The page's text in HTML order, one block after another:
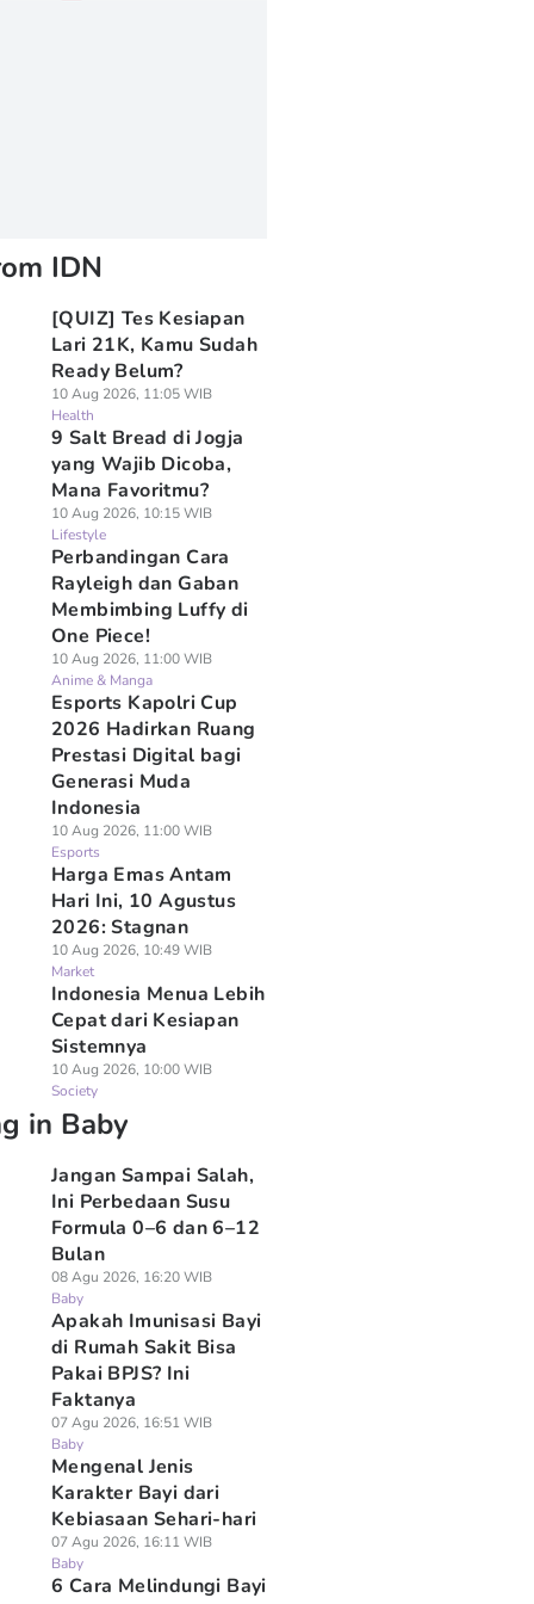
IDN
[QUIZ] Tes Kesiapan
Lari 21K, Kamu Sudah
Ready Belum?
10 Aug 2026, 11:05 WIB
Health
9 Salt Bread di Jogja
yang Wajib Dicoba,
Mana Favoritmu?
10 Aug 2026, 10:15 WIB
Lifestyle
Perbandingan Cara
Rayleigh dan Gaban
Membimbing Luffy di
One Piece!
10 Aug 2026, 11:00 WIB
Anime & Manga
Esports Kapolri Cup
2026 Hadirkan Ruang
Prestasi Digital bagi
Generasi Muda
Indonesia
10 Aug 2026, 11:00 WIB
Esports
Harga Emas Antam
Hari Ini, 10 Agustus
2026: Stagnan
10 Aug 2026, 10:49 WIB
Market
Indonesia Menua Lebih
Cepat dari Kesiapan
Sistemnya
10 Aug 2026, 10:00 WIB
Society
in Baby
Jangan Sampai Salah,
Ini Perbedaan Susu
Formula 0–6 dan 6–12
Bulan
08 Agu 2026, 16:20 WIB
Baby
Apakah Imunisasi Bayi
di Rumah Sakit Bisa
Pakai BPJS? Ini
Faktanya
07 Agu 2026, 16:51 WIB
Baby
Mengenal Jenis
Karakter Bayi dari
Kebiasaan Sehari-hari
07 Agu 2026, 16:11 WIB
Baby
6 Cara Melindungi Bayi